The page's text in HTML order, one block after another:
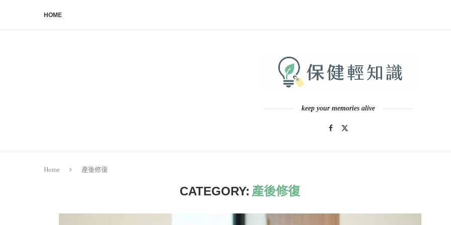
HOME
keep your memories alive
Home 產後修復
CATEGORY: 產後修復